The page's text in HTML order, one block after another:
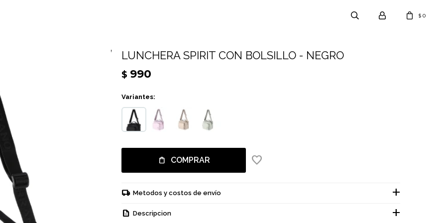
$ 0
LUNCHERA SPIRIT CON BOLSILLO - NEGRO
$ 990
Variantes:
COMPRAR
Metodos y costos de envío
Descripcion